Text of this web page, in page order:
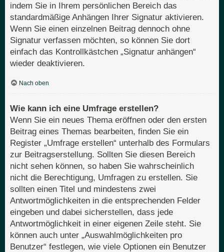
indem Sie in Ihrem persönlichen Bereich das
standardmäßige Anhängen Ihrer Signatur aktivieren.
Wenn Sie einen einzelnen Beitrag dennoch ohne
Signatur verfassen möchten, so können Sie dort
einfach das Kontrollkästchen „Signatur anhängen“
wieder deaktivieren.
Nach oben
Wie kann ich eine Umfrage erstellen?
Wenn Sie ein neues Thema eröffnen oder den ersten
Beitrag eines Themas bearbeiten, finden Sie ein
Register „Umfrage erstellen“ unterhalb des Formulars
zur Beitragserstellung. Sollten Sie diesen Bereich
nicht sehen können, so haben Sie wahrscheinlich
nicht die Berechtigung, Umfragen zu erstellen. Sie
sollten einen Titel und mindestens zwei
Antwortmöglichkeiten in die entsprechenden Felder
eingeben und dabei sicherstellen, dass jede
Antwortmöglichkeit in einer eigenen Zeile steht. Sie
können auch unter „Auswahlmöglichkeiten pro
Benutzer“ festlegen, wie viele Optionen ein Benutzer